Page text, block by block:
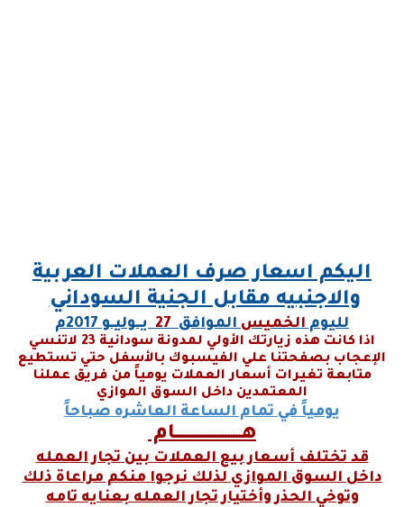
اليكم اسعار صرف العملات العربية
والاجنبيه مقابل الجنية السوداني
لليومالخميسالموافق27 يـــوليــو 2017م
اذا كانت هذه زيارتك الأولي لمدونة سودانية 23 لاتنسي
الإعجاب بصفحتنا علي الفيسبوك بالأسفل حتي تستطيع
متابعة تغيرات أسعار العملات يومياً من فريق عملنا
المعتمدين داخل السوق الموازي
يومياً في تمام الساعة العاشره صباحاً
هـــــــــــــــــــــــــام
قد تختلف أسعار بيع العملات بين تجار العمله
داخل السوق الموازي لذلك نرجوا منكم مراعاة ذلك
وتوخي الحذر وأختيار تجار العمله بعنايه تامه